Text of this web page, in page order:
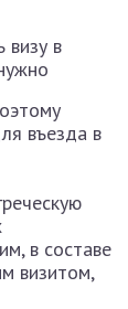
въезда в
в составе
визитом,